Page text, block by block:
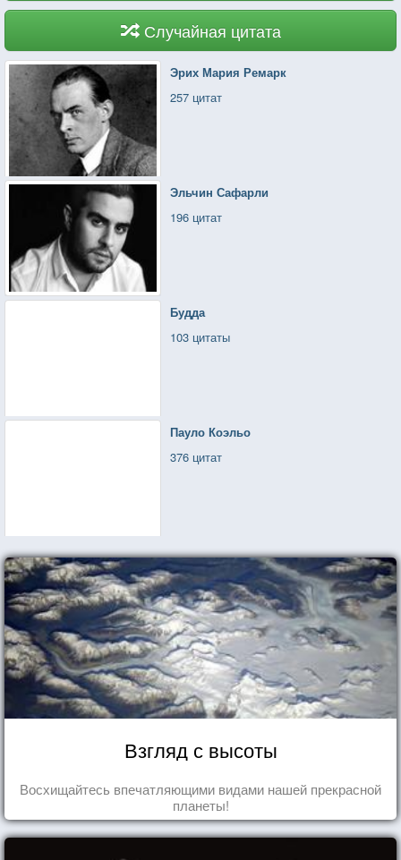
Случайная цитата
Эрих Мария Ремарк
257 цитат
Эльчин Сафарли
196 цитат
Будда
103 цитаты
Пауло Коэльо
376 цитат
Взгляд с высоты
Восхищайтесь впечатляющими видами нашей прекрасной
планеты!